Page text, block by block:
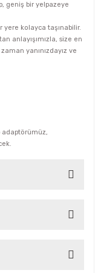
geniş bir yelpazeye
yere kolayca taşınabilir.
anlayışımızla, size en
yanınızdayız ve
adaptörümüz,